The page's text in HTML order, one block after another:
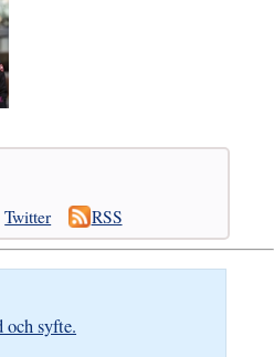
Twitter RSS
och syfte.